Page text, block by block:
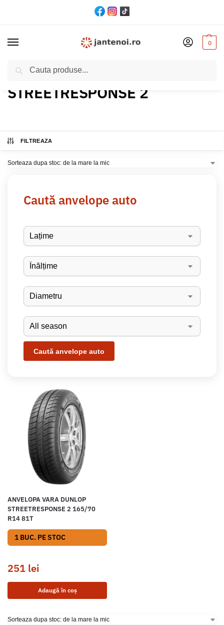
0
Acasă Produs Model / STREETRESPONSE 2
STREETRESPONSE 2
FILTREAZA
Caută anvelope auto
ANVELOPA VARA DUNLOP
STREETRESPONSE 2 165/70
R14 81T
1 BUC. PE STOC
251 lei
Adaugă în coș